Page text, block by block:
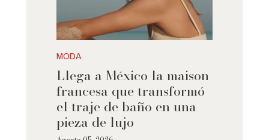
MODA
Llega a México la maison
francesa que transformó
el traje de baño en una
pieza de lujo